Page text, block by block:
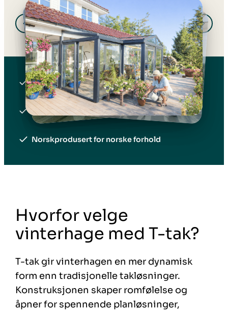
Mer enn 40 års erfaring
Skreddersøm ned til minste detalj
Norskprodusert for norske forhold
Hvorfor velge
vinterhage med T-tak?
T-tak gir vinterhagen en mer dynamisk
form enn tradisjonelle takløsninger.
Konstruksjonen skaper romfølelse og
åpner for spennende planløsninger,